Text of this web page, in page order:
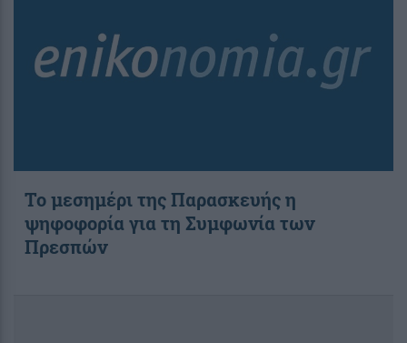
Το μεσημέρι της Παρασκευής η
ψηφοφορία για τη Συμφωνία των
Πρεσπών